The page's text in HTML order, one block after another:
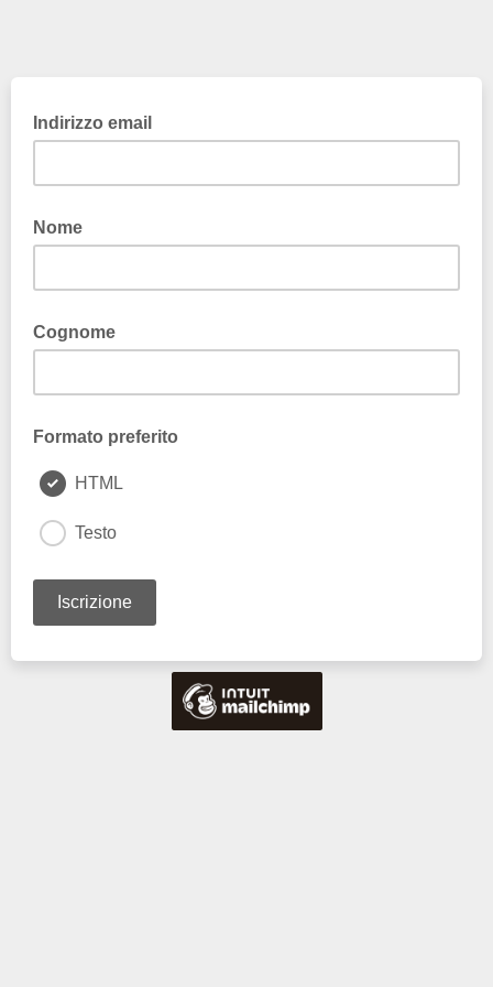
Indirizzo email
Nome
Cognome
Formato preferito
HTML
Testo